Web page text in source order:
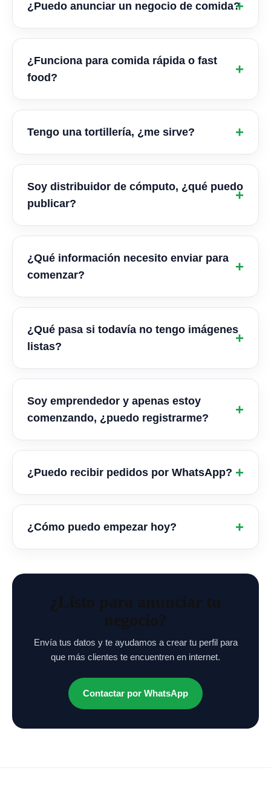
¿Puedo anunciar un negocio de comida?
¿Funciona para comida rápida o fast
food?
Tengo una tortillería, ¿me sirve?
Soy distribuidor de cómputo, ¿qué puedo
publicar?
¿Qué información necesito enviar para
comenzar?
¿Qué pasa si todavía no tengo imágenes
listas?
Soy emprendedor y apenas estoy
comenzando, ¿puedo registrarme?
¿Puedo recibir pedidos por WhatsApp?
¿Cómo puedo empezar hoy?
¿Listo para anunciar tu
negocio?
Envía tus datos y te ayudamos a crear tu perfil para
que más clientes te encuentren en internet.
Contactar por WhatsApp